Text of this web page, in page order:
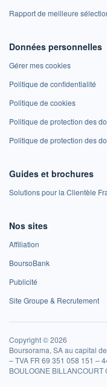
Rapport de meilleure
Données personnelles
Gérer mes cookies
Politique de confidentialité
Politique de cookies
Politique de protection des
Politique de protection des
Guides et brochures
Solutions pour la Clientèle
Nos sites
Affiliation
BoursoBank
Publicité
Site Groupe & Recrutement
Copyright © 2026
Boursorama, SA au capital
– TVA FR 69 351 058 151 –
BOULOGNE BILLANCOURT